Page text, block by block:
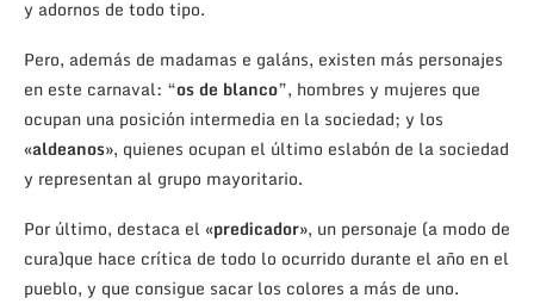
y adornos de todo tipo.
Pero, además de madamas e galáns, existen más personajes
en este carnaval: “os de blanco”, hombres y mujeres que
ocupan una posición intermedia en la sociedad; y los
«aldeanos», quienes ocupan el último eslabón de la sociedad
y representan al grupo mayoritario.
Por último, destaca el «predicador», un personaje (a modo de
cura)que hace crítica de todo lo ocurrido durante el año en el
pueblo, y que consigue sacar los colores a más de uno.